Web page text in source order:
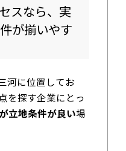
スなら、実
が揃いやす
河に位置してお
を探す企業にとっ
立地条件が良い場